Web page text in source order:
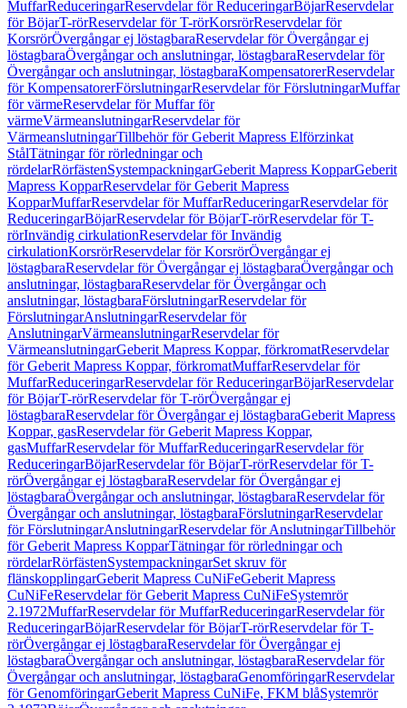
MuffarReduceringarReservdelar för ReduceringarBöjarReservdelar
för BöjarT-rörReservdelar för T-rörKorsrörReservdelar för
KorsrörÖvergångar ej löstagbaraReservdelar för Övergångar ej
löstagbaraÖvergångar och anslutningar, löstagbaraReservdelar för
Övergångar och anslutningar, löstagbaraKompensatorerReservdelar
för KompensatorerFörslutningarReservdelar för FörslutningarMuffar
för värmeReservdelar för Muffar för
värmeVärmeanslutningarReservdelar för
VärmeanslutningarTillbehör för Geberit Mapress Elförzinkat
StålTätningar för rörledningar och
rördelarRörfästenSystempackningarGeberit Mapress KopparGeberit
Mapress KopparReservdelar för Geberit Mapress
KopparMuffarReservdelar för MuffarReduceringarReservdelar för
ReduceringarBöjarReservdelar för BöjarT-rörReservdelar för T-
rörInvändig cirkulationReservdelar för Invändig
cirkulationKorsrörReservdelar för KorsrörÖvergångar ej
löstagbaraReservdelar för Övergångar ej löstagbaraÖvergångar och
anslutningar, löstagbaraReservdelar för Övergångar och
anslutningar, löstagbaraFörslutningarReservdelar för
FörslutningarAnslutningarReservdelar för
AnslutningarVärmeanslutningarReservdelar för
VärmeanslutningarGeberit Mapress Koppar, förkromatReservdelar
för Geberit Mapress Koppar, förkromatMuffarReservdelar för
MuffarReduceringarReservdelar för ReduceringarBöjarReservdelar
för BöjarT-rörReservdelar för T-rörÖvergångar ej
löstagbaraReservdelar för Övergångar ej löstagbaraGeberit Mapress
Koppar, gasReservdelar för Geberit Mapress Koppar,
gasMuffarReservdelar för MuffarReduceringarReservdelar för
ReduceringarBöjarReservdelar för BöjarT-rörReservdelar för T-
rörÖvergångar ej löstagbaraReservdelar för Övergångar ej
löstagbaraÖvergångar och anslutningar, löstagbaraReservdelar för
Övergångar och anslutningar, löstagbaraFörslutningarReservdelar
för FörslutningarAnslutningarReservdelar för AnslutningarTillbehör
för Geberit Mapress KopparTätningar för rörledningar och
rördelarRörfästenSystempackningarSet skruv för
flänskopplingarGeberit Mapress CuNiFeGeberit Mapress
CuNiFeReservdelar för Geberit Mapress CuNiFeSystemrör
2.1972MuffarReservdelar för MuffarReduceringarReservdelar för
ReduceringarBöjarReservdelar för BöjarT-rörReservdelar för T-
rörÖvergångar ej löstagbaraReservdelar för Övergångar ej
löstagbaraÖvergångar och anslutningar, löstagbaraReservdelar för
Övergångar och anslutningar, löstagbaraGenomföringarReservdelar
för GenomföringarGeberit Mapress CuNiFe, FKM blåSystemrör